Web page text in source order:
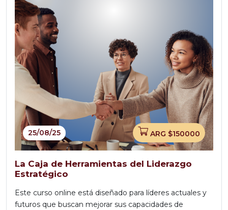
25/08/25 ARG $150000
La Caja de Herramientas del Liderazgo
Estratégico
Este curso online está diseñado para líderes actuales y
futuros que buscan mejorar sus capacidades de